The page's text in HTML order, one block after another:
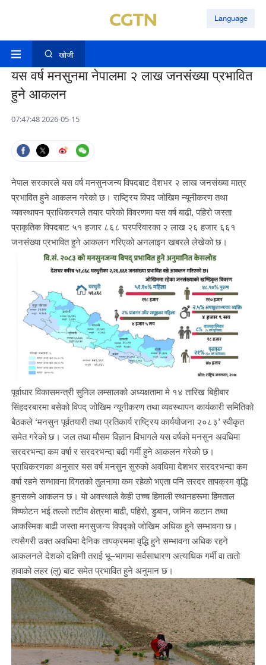
Language
खोजी
यस वर्ष मनसुनमा नेपालमा २ लाख जनसंख्या प्रभावित
हुने आकलन
07:47:48 2026-05-15
नेपाल सरकारले यस वर्ष मनसुनजन्य विपदबाट देशभर २ लाख जनसंख्या मात्र
प्रभावित हुने आकलन गरेको छ। राष्ट्रिय विपद जोखिम न्यूनीकरण तथा
व्यवस्थापन प्राधिकरणले तयार पारेको विवरणमा यस वर्ष बाढी, पहिरो जस्ता
प्राकृतिक विपदबाट ५१ हजार ८६८ घरपरिवारका २ लाख २६ हजार ६६१
जनसंख्या प्रभावित हुने आकलन गरिएको अनलाइन खबरले लेखेको छ।
पूर्वाधार विकासमन्त्री सुनिल लम्सालको अध्यक्षतामा मे १४ तारिख बिहीबार
सिंहदरबारमा बसेको विपद् जोखिम न्यूनीकरण तथा व्यवस्थापन कार्यकारी समितिको
बैठकले ‘मनसुन पूर्वतयारी तथा प्रतिकार्य राष्ट्रिय कार्ययोजना २०८३’ स्वीकृत
समेत गरेको छ। जल तथा मौसम विज्ञान विभागले यस वर्षको मनसुन अवधिमा
सरदरभन्दा कम वर्षा र सरदरभन्दा बढी गर्मी हुने आकलन गरेको छ।
प्राधिकरणका अनुसार यस वर्ष मनसुन सुरुको अवधिमा देशभर सरदरभन्दा कम
वर्षा रहने सम्भावना विगतको तुलनामा कम रहेको भएता पनि सरदर तापक्रम वृद्धि
हुनसक्ने आकलन छ। यो अवस्थाले केही उच्च हिमाली स्थानहरूमा हिमताल
विष्फोटन भई तल्लो तटीय क्षेत्रमा बाढी, पहिरो, डुबान, जमिन कटान तथा
आकस्मिक बाढी जस्ता मनसुजन्य विपद्को जोखिम अधिक हुने सम्भावना छ।
त्यसैगरी उक्त अवधिमा दैनिक तापक्रममा वृद्धि हुने सम्भावना अधिक रहने
आकलनले देशको दक्षिणी तराई भू–भागमा सर्वसाधारण अत्याधिक गर्मी वा तातो
हावाको लहर (लु) बाट समेत प्रभावित हुने अनुमान छ।